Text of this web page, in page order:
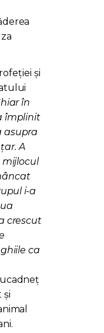
și
în
împlinit
asupra
A
mijlocul
i-a
crescut
ca
și